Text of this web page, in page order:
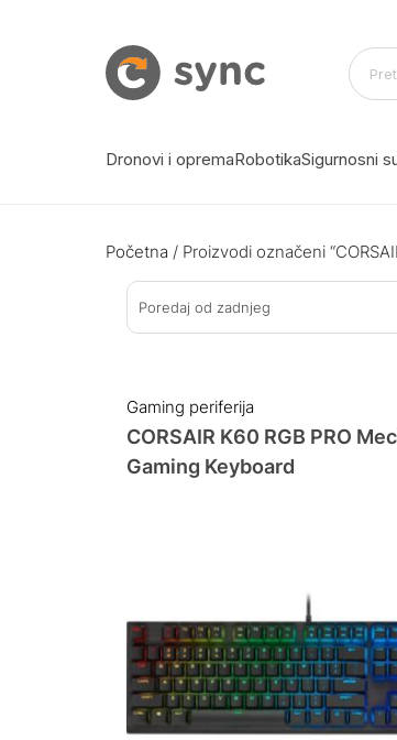
Dronovi i opremaRobotikaSigurnosni
Početna / Proizvodi označeni
Poredaj od zadnjeg
Gaming periferija
CORSAIR K60 RGB PRO
Gaming Keyboard